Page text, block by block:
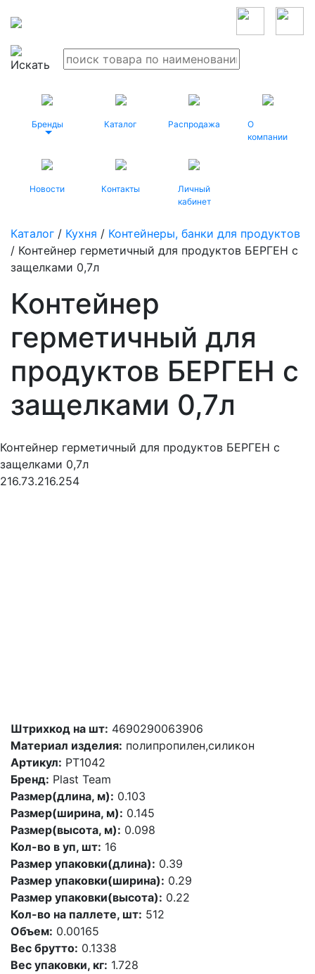
Бренды Каталог Распродажа
О
компании
Новости Контакты
Личный
кабинет
Каталог / Кухня / Контейнеры, банки для продуктов
/ Контейнер герметичный для продуктов БЕРГЕН с
защелками 0,7л
Контейнер
герметичный для
продуктов БЕРГЕН с
защелками 0,7л
Контейнер герметичный для продуктов БЕРГЕН с
защелками 0,7л
216.73.216.254
Штрихкод на шт: 4690290063906
Материал изделия: полипропилен,силикон
Артикул: PT1042
Бренд: Plast Team
Размер(длина, м): 0.103
Размер(ширина, м): 0.145
Размер(высота, м): 0.098
Кол-во в уп, шт: 16
Размер упаковки(длина): 0.39
Размер упаковки(ширина): 0.29
Размер упаковки(высота): 0.22
Кол-во на паллете, шт: 512
Объем: 0.00165
Вес брутто: 0.1338
Вес упаковки, кг: 1.728